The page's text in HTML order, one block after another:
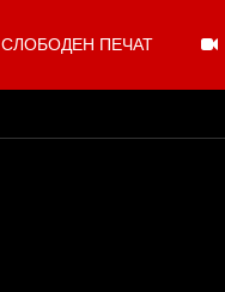
СЛОБОДЕН ПЕЧАТ